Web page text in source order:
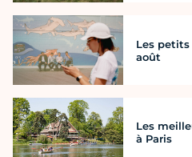
Les petits
août
Les
à Paris